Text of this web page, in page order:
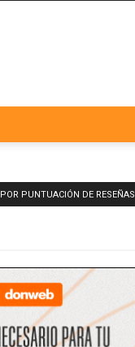
POR PUNTUACIÓN DE RESEÑAS